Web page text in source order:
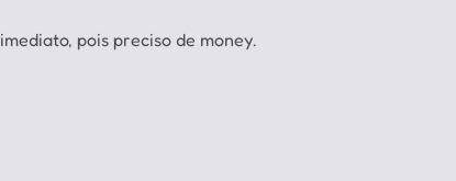
pois preciso de money.